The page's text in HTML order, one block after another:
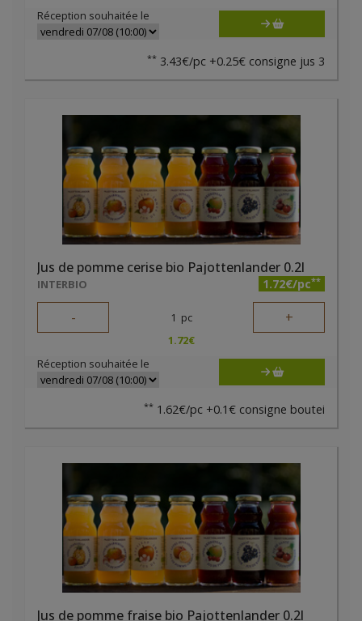
Réception souhaitée le
** 3.43€/pc +0.25€ consigne jus 3
Jus de pomme cerise bio Pajottenlander 0.2l
INTERBIO 1.72€/pc**
- 1 pc +
1.72€
Réception souhaitée le
** 1.62€/pc +0.1€ consigne boutei
Jus de pomme fraise bio Pajottenlander 0.2l